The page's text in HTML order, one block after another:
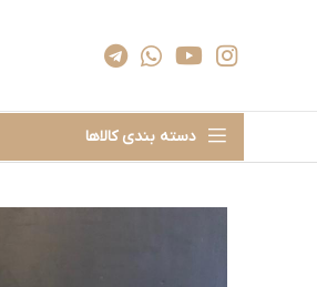
دسته بندی کالاها